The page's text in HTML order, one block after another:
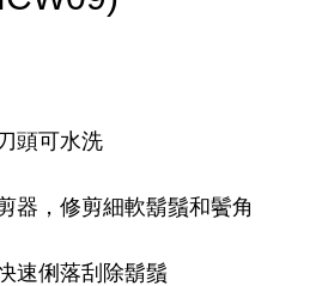
頭可水洗
器，修剪細軟鬍鬚和鬢角
速俐落刮除鬍鬚